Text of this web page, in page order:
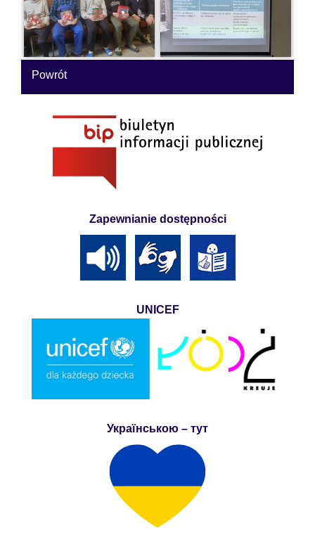
Powrót
Zapewnianie dostępności
UNICEF
Українською – тут